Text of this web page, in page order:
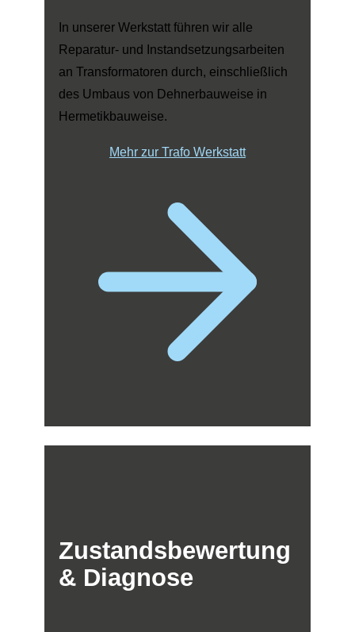
In unserer Werkstatt führen wir alle
Reparatur- und Instandsetzungsarbeiten
an Transformatoren durch, einschließlich
des Umbaus von Dehnerbauweise in
Hermetikbauweise.
Mehr zur Trafo Werkstatt
Zustandsbewertung
& Diagnose